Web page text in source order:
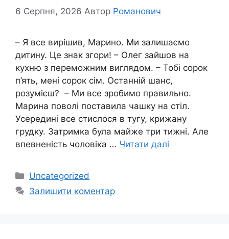
6 Серпня, 2026 Автор Романович
– Я все вирішив, Марино. Ми залишаємо
дитину. Це знак згори! – Олег зайшов на
кухню з переможним виглядом. – Тобі сорок
п’ять, мені сорок сім. Останній шанс,
розумієш? – Ми все зробимо правильно.
Марина поволі поставила чашку на стіл.
Усередині все стислося в тугу, крижану
грудку. Затримка була майже три тижні. Але
впевненість чоловіка … Читати далі
Категорії
Uncategorized
Залишити коментар